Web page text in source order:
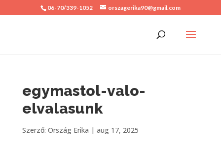
06-70/339-1052 orszagerika90@gmail.com
egymastol-valo-
elvalasunk
Szerző: Ország Erika | aug 17, 2025